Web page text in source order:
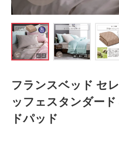
フランスベッド セ
ッフェスタンダー
ドパッド